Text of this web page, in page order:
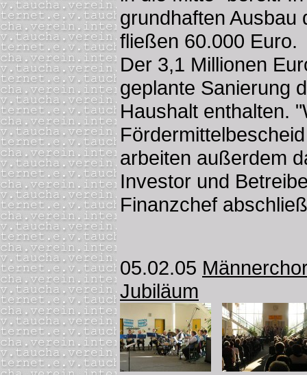
grundhaften Ausbau
fließen 60.000 Euro.
Der 3,1 Millionen
geplante Sanierung
Haushalt enthalten.
arbeiten außerdem
Investor und
Finanzchef
05.02.05
Jubiläum